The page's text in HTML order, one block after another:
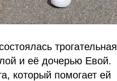
трогательная
и её дочерью Евой.
который помогает ей